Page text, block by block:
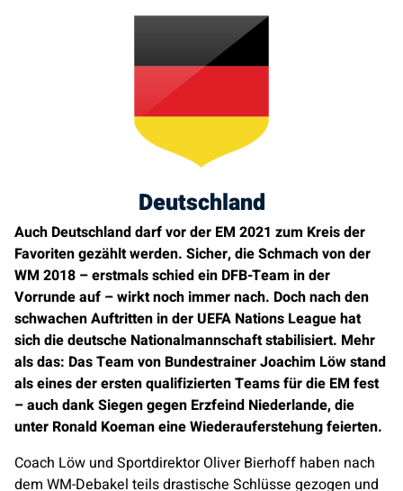
Deutschland
Auch Deutschland darf vor der EM 2021 zum Kreis der
Favoriten gezählt werden. Sicher, die Schmach von der
WM 2018 – erstmals schied ein DFB-Team in der
Vorrunde auf – wirkt noch immer nach. Doch nach den
schwachen Auftritten in der UEFA Nations League hat
sich die deutsche Nationalmannschaft stabilisiert. Mehr
als das: Das Team von Bundestrainer Joachim Löw stand
als eines der ersten qualifizierten Teams für die EM fest
– auch dank Siegen gegen Erzfeind Niederlande, die
unter Ronald Koeman eine Wiederauferstehung feierten.
Coach Löw und Sportdirektor Oliver Bierhoff haben nach
dem WM-Debakel teils drastische Schlüsse gezogen und